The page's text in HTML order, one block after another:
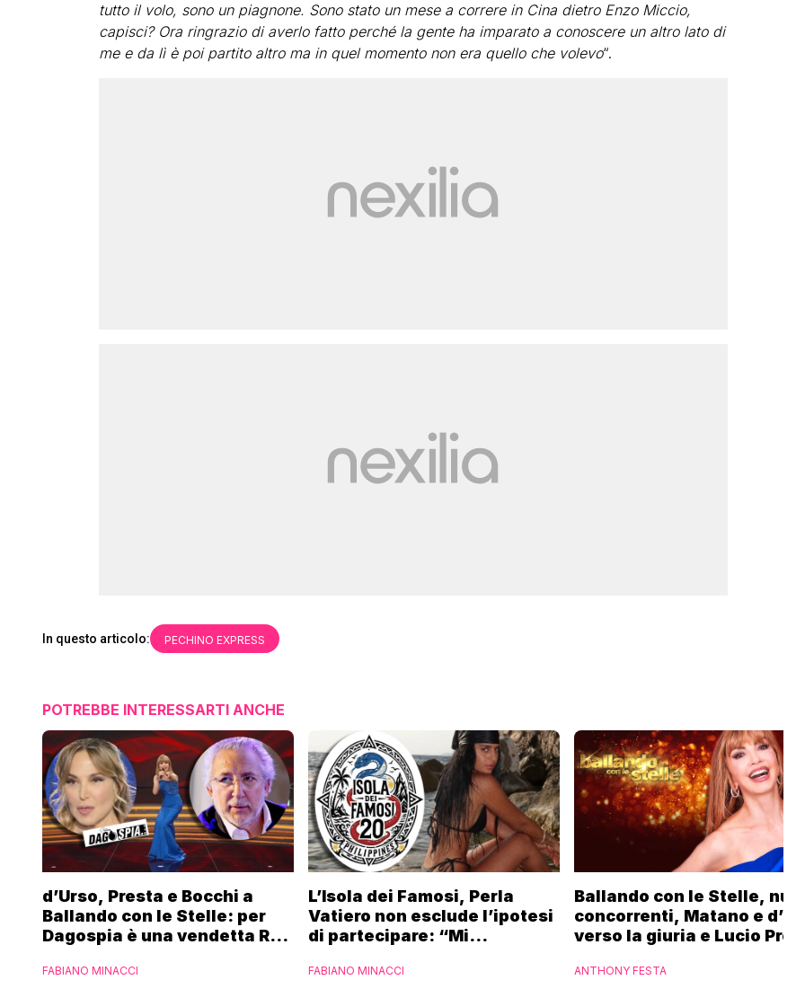
tutto il volo, sono un piagnone. Sono stato un mese a correre in Cina dietro Enzo Miccio,
capisci? Ora ringrazio di averlo fatto perché la gente ha imparato a conoscere un altro lato di
me e da lì è poi partito altro ma in quel momento non era quello che volevo“.
In questo articolo: PECHINO EXPRESS
POTREBBE INTERESSARTI ANCHE
d’Urso, Presta e Bocchi a
Ballando con le Stelle: per
Dagospia è una vendetta Rai
FABIANO MINACCI
L’Isola dei Famosi, Perla
Vatiero non esclude l’ipotesi
di partecipare: “Mi
FABIANO MINACCI
Ballando con le Stelle,
concorrenti, Matano e
verso la giuria e Lucio
ANTHONY FESTA